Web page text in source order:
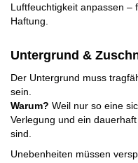
Luftfeuchtigkeit anpassen –
Haftung.
Untergrund &
Der Untergrund muss
sein.
Warum? Weil nur so eine
Verlegung und ein
sind.
Unebenheiten müssen